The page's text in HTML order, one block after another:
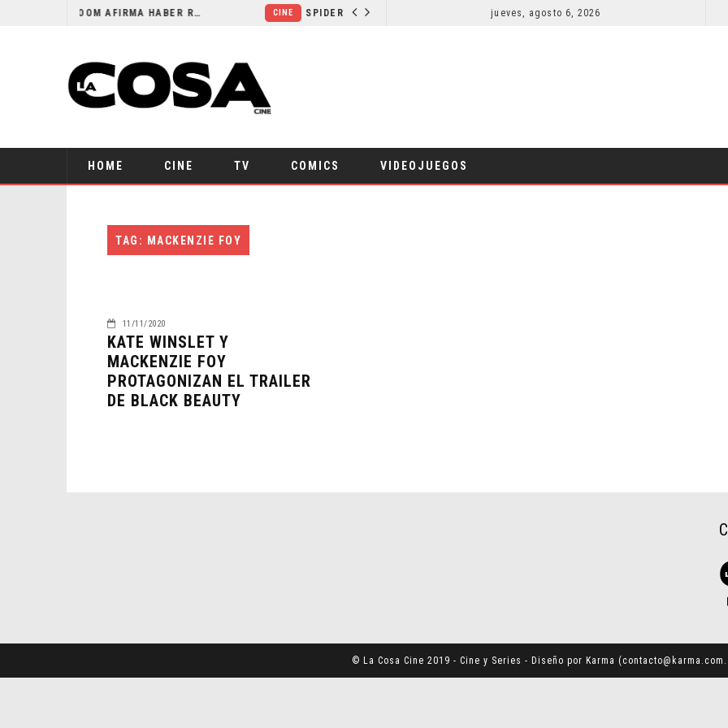
ORLANDO BLOOM AFIRMA HABER RECHAZADO SER BATMAN COMICS
jueves, agosto 6, 2026
HOME CINE TV COMICS VIDEOJUEGOS
TAG: MACKENZIE FOY
11/11/2020
KATE WINSLET Y
MACKENZIE FOY
PROTAGONIZAN EL TRAILER
DE BLACK BEAUTY
© La Cosa Cine 2019 - Cine y Series - Diseño por Karma (